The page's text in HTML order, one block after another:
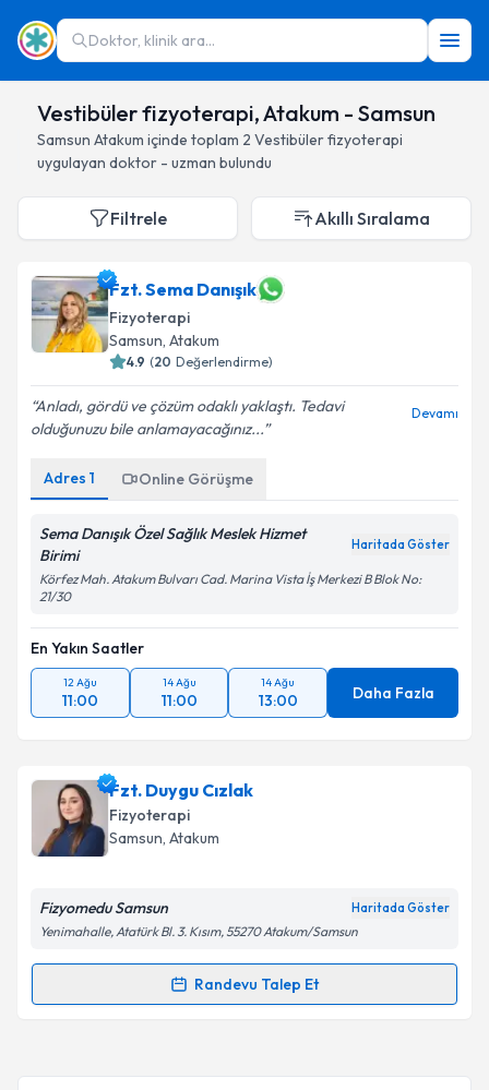
Doktor, klinik ara...
Vestibüler fizyoterapi, Atakum - Samsun
Samsun Atakum içinde toplam 2 Vestibüler fizyoterapi
uygulayan doktor - uzman bulundu
Filtrele Akıllı Sıralama
Fzt. Sema Danışık
Fizyoterapi
Samsun, Atakum
4.9 (20 Değerlendirme)
Anladı, gördü ve çözüm odaklı yaklaştı. Tedavi
olduğunuzu bile anlamayacağınız...
Devamı
Adres 1 Online Görüşme
Sema Danışık Özel Sağlık Meslek Hizmet
Birimi
Haritada Göster
Körfez Mah. Atakum Bulvarı Cad. Marina Vista İş Merkezi B Blok No:
21/30
En Yakın Saatler
12 Ağu
11:00
14 Ağu
11:00
14 Ağu
13:00 Daha Fazla
Fzt. Duygu Cızlak
Fizyoterapi
Samsun, Atakum
Fizyomedu Samsun Haritada Göster
Yenimahalle, Atatürk Bl. 3. Kısım, 55270 Atakum/Samsun
Randevu Talep Et
Randevu Takvimi Talebi